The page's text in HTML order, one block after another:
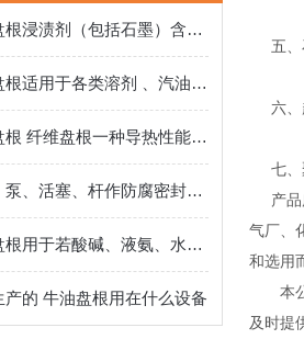
牛油盘根浸渍剂（包括石墨）含量的测定标准
牛油盘根适用于各类溶剂 、汽油、水、液氮介质的泵、阀门、反应釜密封
牛油盘根 纤维盘根一种导热性能好、耐酸碱
阀门、泵、活塞、杆作防腐密封选用牛油盘根很合适
牛油盘根用于若酸碱、液氨、水、油品介质、杆作防腐密封
产的 牛油盘根用在什么设备
五、
六、
七、
产品
气厂、
和选用
本公
及时提